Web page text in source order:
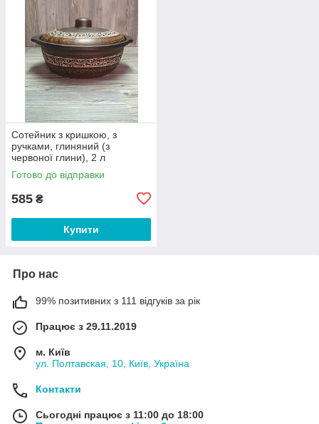
Сотейник з кришкою, з
ручками, глиняний (з
червоної глини), 2 л
Готово до відправки
585 ₴
Купити
Про нас
99% позитивних з 111 відгуків за рік
Працює з 29.11.2019
м. Київ
ул. Полтавская, 10, Київ, Україна
Контакти
Сьогодні працює з 11:00 до 18:00